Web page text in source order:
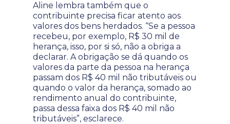
Aline lembra também que o
contribuinte precisa ficar atento aos
valores dos bens herdados. “Se a pessoa
recebeu, por exemplo, R$ 30 mil de
herança, isso, por si só, não a obriga a
declarar. A obrigação se dá quando os
valores da parte da pessoa na herança
passam dos R$ 40 mil não tributáveis ou
quando o valor da herança, somado ao
rendimento anual do contribuinte,
passa dessa faixa dos R$ 40 mil não
tributáveis”, esclarece.